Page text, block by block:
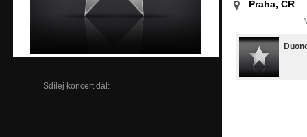
Sdílej koncert dál:
Praha, ČR